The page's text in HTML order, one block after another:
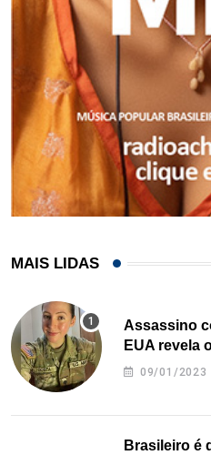
MAIS LIDAS
Assassino
EUA revela
09/01/2023
Brasileiro é